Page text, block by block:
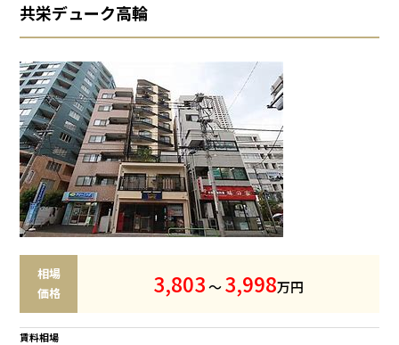
共栄デューク高輪
相場
価格
3,803～3,998万円
賃料相場